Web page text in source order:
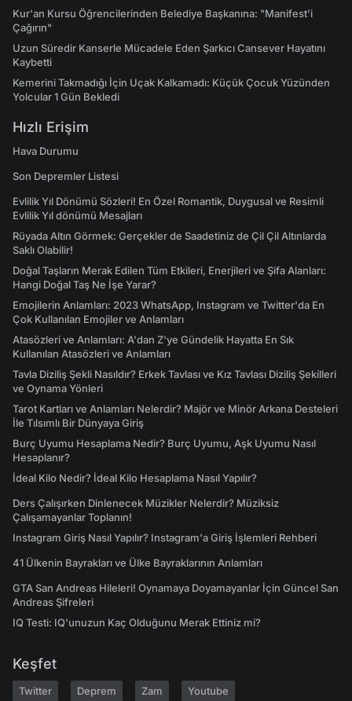
Kur'an Kursu Öğrencilerinden Belediye Başkanına: "Manifest’i
Çağırın"
Uzun Süredir Kanserle Mücadele Eden Şarkıcı Cansever Hayatını
Kaybetti
Kemerini Takmadığı İçin Uçak Kalkamadı: Küçük Çocuk Yüzünden
Yolcular 1 Gün Bekledi
Hızlı Erişim
Hava Durumu
Son Depremler Listesi
Evlilik Yıl Dönümü Sözleri! En Özel Romantik, Duygusal ve Resimli
Evlilik Yıl dönümü Mesajları
Rüyada Altın Görmek: Gerçekler de Saadetiniz de Çil Çil Altınlarda
Saklı Olabilir!
Doğal Taşların Merak Edilen Tüm Etkileri, Enerjileri ve Şifa Alanları:
Hangi Doğal Taş Ne İşe Yarar?
Emojilerin Anlamları: 2023 WhatsApp, Instagram ve Twitter'da En
Çok Kullanılan Emojiler ve Anlamları
Atasözleri ve Anlamları: A'dan Z'ye Gündelik Hayatta En Sık
Kullanılan Atasözleri ve Anlamları
Tavla Diziliş Şekli Nasıldır? Erkek Tavlası ve Kız Tavlası Diziliş Şekilleri
ve Oynama Yönleri
Tarot Kartları ve Anlamları Nelerdir? Majör ve Minör Arkana Desteleri
İle Tılsımlı Bir Dünyaya Giriş
Burç Uyumu Hesaplama Nedir? Burç Uyumu, Aşk Uyumu Nasıl
Hesaplanır?
İdeal Kilo Nedir? İdeal Kilo Hesaplama Nasıl Yapılır?
Ders Çalışırken Dinlenecek Müzikler Nelerdir? Müziksiz
Çalışamayanlar Toplanın!
Instagram Giriş Nasıl Yapılır? Instagram'a Giriş İşlemleri Rehberi
41 Ülkenin Bayrakları ve Ülke Bayraklarının Anlamları
GTA San Andreas Hileleri! Oynamaya Doyamayanlar İçin Güncel San
Andreas Şifreleri
IQ Testi: IQ'unuzun Kaç Olduğunu Merak Ettiniz mi?
Keşfet
Twitter Deprem Zam Youtube